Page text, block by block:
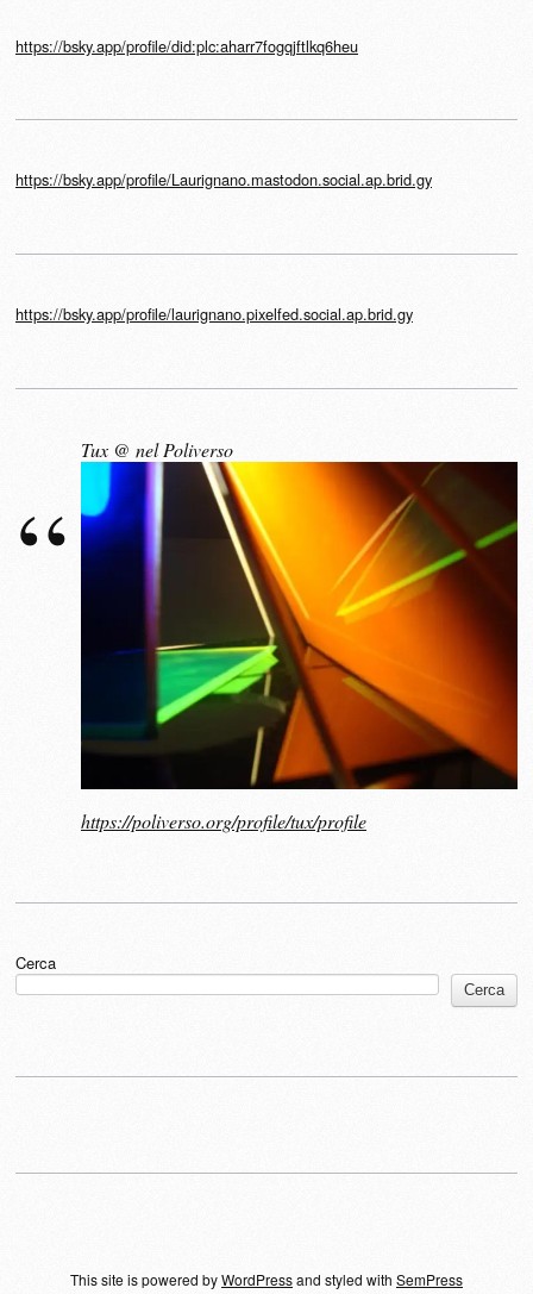
https://bsky.app/profile/did:plc:aharr7fogqjftlkq6heu
https://bsky.app/profile/Laurignano.mastodon.social.ap.brid.gy
https://bsky.app/profile/laurignano.pixelfed.social.ap.brid.gy
Tux @ nel Poliverso
https://poliverso.org/profile/tux/profile
Cerca
Cerca
This site is powered byWordPressand styled with SemPress